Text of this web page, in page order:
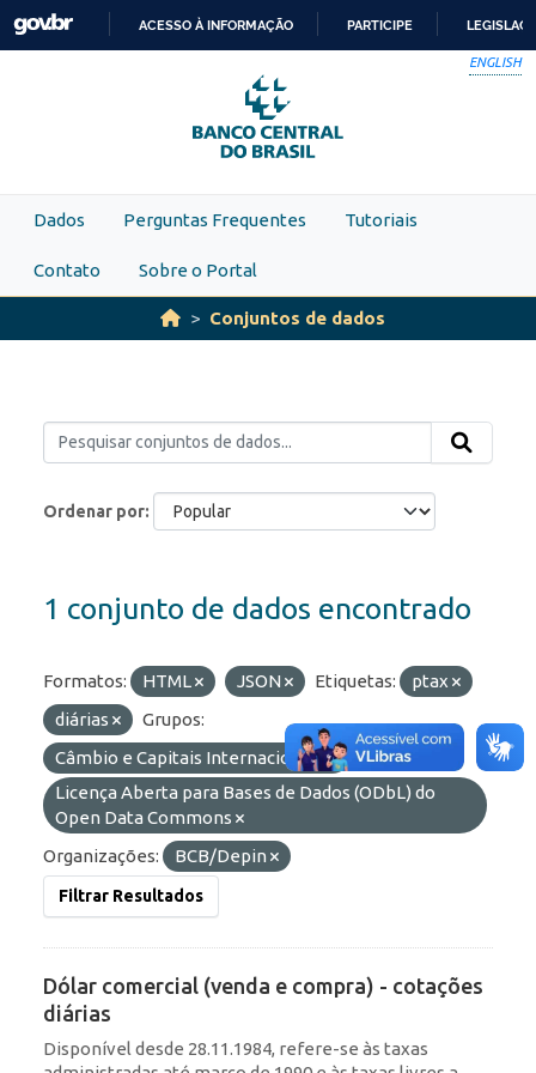
Skip to main content
PARA
O
CONTEÚDO
ACESSO À INFORMAÇÃO PARTICIPE
ENGLISH
Dados Perguntas Frequentes Tutoriais
Contato Sobre o Portal
Conjuntos de dados
Ordenar por
1 conjunto de dados encontrado
Formatos: HTML JSON Etiquetas:
ptax
diárias
Grupos:
Câmbio e Capitais Internacionais
Licenças:
Licença Aberta para Bases de Dados (ODbL) do
Open Data Commons
Organizações:
BCB/Depin
Filtrar Resultados
Dólar comercial (venda e compra) - cotações
diárias
Disponível desde 28.11.1984, refere-se às taxas